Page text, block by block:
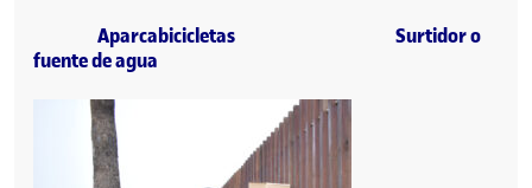
Aparcabicicletas Surtidor o
fuente de agua